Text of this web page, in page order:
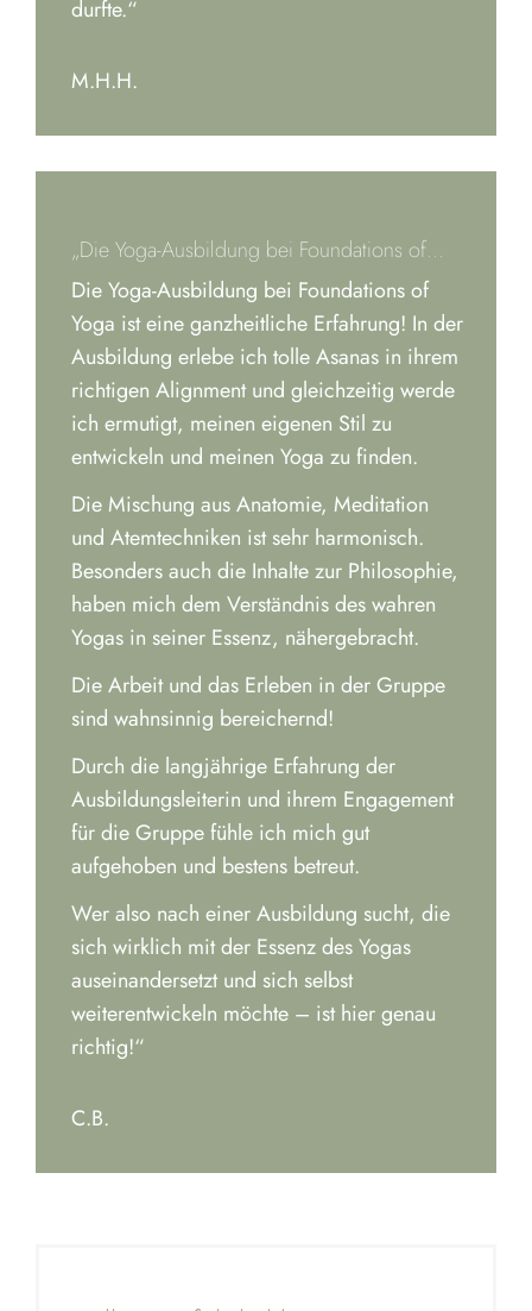
durfte.“
M.H.H.
„Die Yoga-Ausbildung bei Foundations of…
Die Yoga-Ausbildung bei Foundations of
Yoga ist eine ganzheitliche Erfahrung! In der
Ausbildung erlebe ich tolle Asanas in ihrem
richtigen Alignment und gleichzeitig werde
ich ermutigt, meinen eigenen Stil zu
entwickeln und meinen Yoga zu finden.
Die Mischung aus Anatomie, Meditation
und Atemtechniken ist sehr harmonisch.
Besonders auch die Inhalte zur Philosophie,
haben mich dem Verständnis des wahren
Yogas in seiner Essenz, nähergebracht.
Die Arbeit und das Erleben in der Gruppe
sind wahnsinnig bereichernd!
Durch die langjährige Erfahrung der
Ausbildungsleiterin und ihrem Engagement
für die Gruppe fühle ich mich gut
aufgehoben und bestens betreut.
Wer also nach einer Ausbildung sucht, die
sich wirklich mit der Essenz des Yogas
auseinandersetzt und sich selbst
weiterentwickeln möchte – ist hier genau
richtig!“
C.B.